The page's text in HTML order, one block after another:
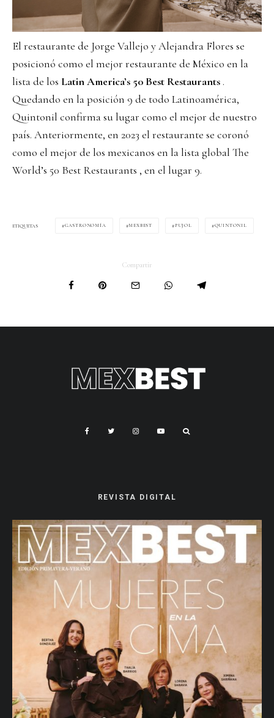
El restaurante de Jorge Vallejo y Alejandra Flores se
posicionó como el mejor restaurante de México en la
lista de los Latin America’s 50 Best Restaurants.
Quedando en la posición 9 de todo Latinoamérica,
Quintonil confirma su lugar como el mejor de nuestro
país. Anteriormente, en 2023 el restaurante se coronó
como el mejor de los mexicanos en la lista global The
World’s 50 Best Restaurants , en el lugar 9.
ETIQUETAS GASTRONOMÍA MEXBEST PUJOL QUINTONIL
Compartir
REVISTA DIGITAL